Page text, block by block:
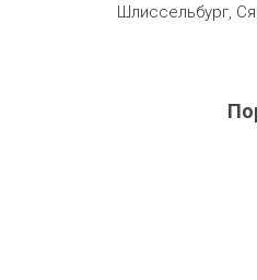
Шлиссельбург,